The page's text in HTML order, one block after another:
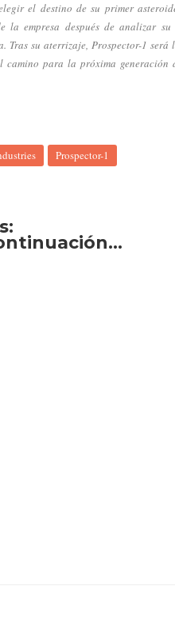
el destino de su primer
la empresa después de analizar
Tras su aterrizaje, Prospector-1
para la próxima generación
Prospector-1